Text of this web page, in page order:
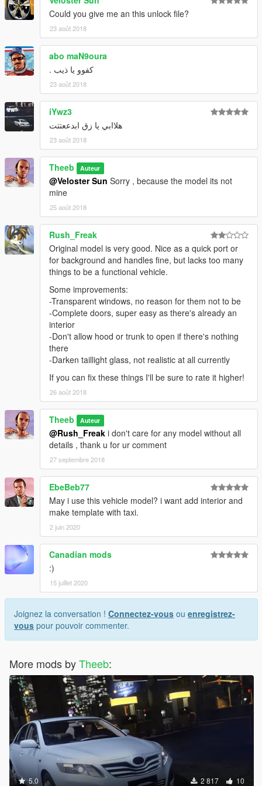
Could you give me an this unlock file?
23 août 2018
abo maN9oura
كفوو يا ذيب .
23 août 2018
iYwz3
هلاابي يا زق ابدععتتت
23 août 2018
Theeb Auteur
@Veloster Sun Sorry , because the model its not
mine
25 août 2018
Rush_Freak
Original model is very good. Nice as a quick port or
for background and handles fine, but lacks too many
things to be a functional vehicle.
Some improvements:
-Transparent windows, no reason for them not to be
-Complete doors, super easy as there's already an
interior
-Don't allow hood or trunk to open if there's nothing
there
-Darken taillight glass, not realistic at all currently
If you can fix these things I'll be sure to rate it higher!
26 août 2018
Theeb Auteur
@Rush_Freak i don't care for any model without all
details , thank u for ur comment
27 septembre 2018
EbeBeb77
May i use this vehicle model? i want add interior and
make template with taxi.
2 juin 2020
Canadian mods
:)
15 juillet 2020
Joignez la conversation ! Connectez-vous ou enregistrez-
vous pour pouvoir commenter.
More mods byTheeb:
5.0 2 817 10